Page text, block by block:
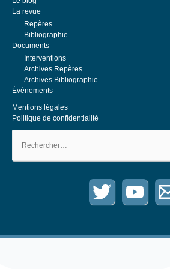
sont entendues dans leur acception la plus large
La revue
Repères
Bibliographie
Documents
Interventions
Archives Repères
Archives Bibliographie
Événements
Mentions légales
Politique de confidentialité